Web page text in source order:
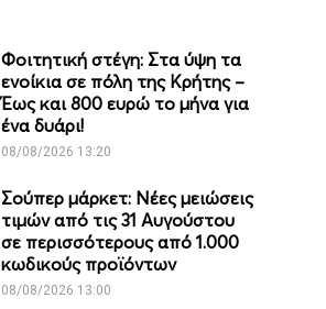
Φοιτητική στέγη: Στα ύψη τα
ενοίκια σε πόλη της Κρήτης –
Έως και 800 ευρώ το μήνα για
ένα δυάρι!
08/08/2026 13:20
Σούπερ μάρκετ: Νέες μειώσεις
τιμών από τις 31 Αυγούστου
σε περισσότερους από 1.000
κωδικούς προϊόντων
08/08/2026 13:00